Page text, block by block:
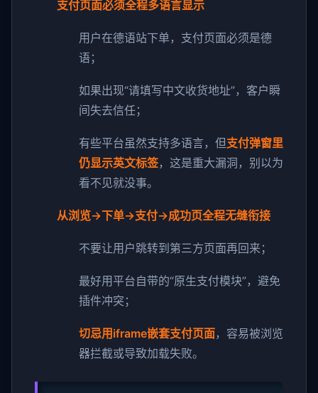
支付页面必须全程多语言显示
用户在德语站下单，支付页面必须是德
语；
如果出现“请填写中文收货地址”，客户瞬
间失去信任；
有些平台虽然支持多语言，但支付弹窗里
仍显示英文标签，这是重大漏洞，别以为
看不见就没事。
从浏览→下单→支付→成功页全程无缝衔接
不要让用户跳转到第三方页面再回来；
最好用平台自带的“原生支付模块”，避免
插件冲突；
切忌用iframe嵌套支付页面，容易被浏览
器拦截或导致加载失败。